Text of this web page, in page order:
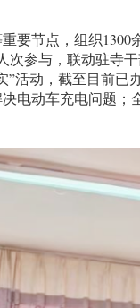
节点，组织1300
参与，联动驻寺
活动，截至目前
电动车充电问题；